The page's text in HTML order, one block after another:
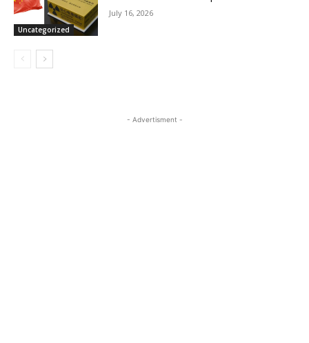
Uncategorized
July 16, 2026
- Advertisment -